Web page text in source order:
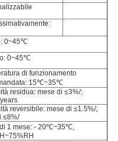
0~45℃
0~45℃
di funzionamento
15℃~35℃
residua: mese di ≤3%/;
reversibile: mese di ≤1.5%/;
≤8%/
1 mese: - 20℃~35℃,